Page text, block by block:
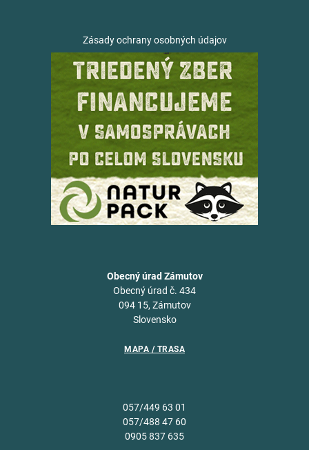
Zásady ochrany osobných údajov
Obecný úrad Zámutov
Obecný úrad č. 434
094 15, Zámutov
Slovensko
MAPA / TRASA
057/449 63 01
057/488 47 60
0905 837 635